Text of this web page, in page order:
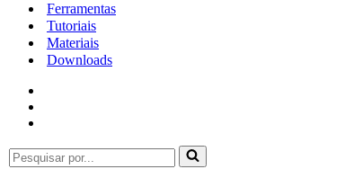
Ferramentas
Tutoriais
Materiais
Downloads
Pesquisar
por...